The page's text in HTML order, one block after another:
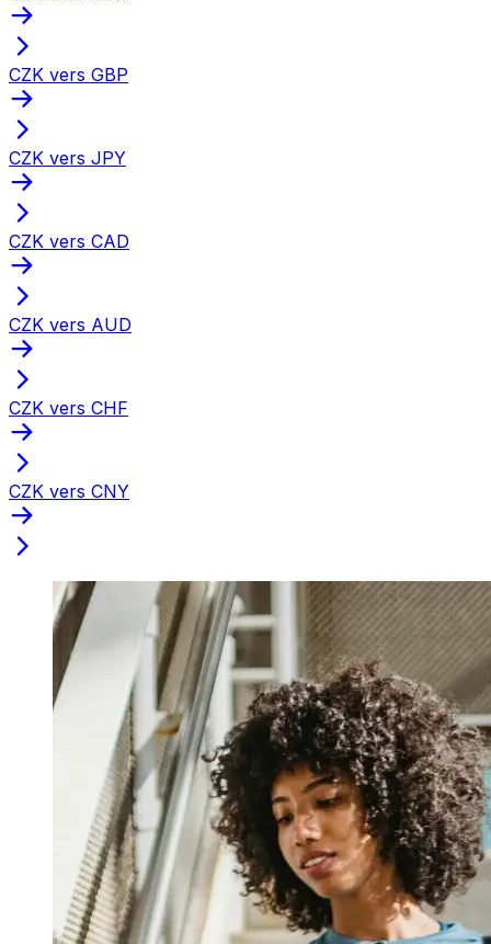
CZK vers GBP
CZK vers JPY
CZK vers CAD
CZK vers AUD
CZK vers CHF
CZK vers CNY